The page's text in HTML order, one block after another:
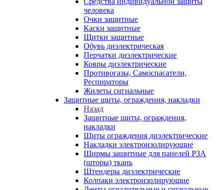
человека
Очки защитные
Каски защитные
Щитки защитные
Обувь диэлектрическая
Перчатки диэлектрические
Ковры диэлектрические
Противогазы, Самоспасатели,
Респираторы
Жилеты сигнальные
Защитные щиты, ограждения, накладки
Назад
Защитные щиты, ограждения,
накладки
Щиты ограждения диэлектрические
Накладки электроизолирующие
Ширмы защитные для панелей РЗА
(шторы) ткань
Штендеры диэлектрические
Колпаки электроизолирующие